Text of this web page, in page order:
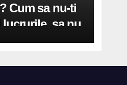
Cum sa nu-ti
lucrurile, sa nu
sau sa